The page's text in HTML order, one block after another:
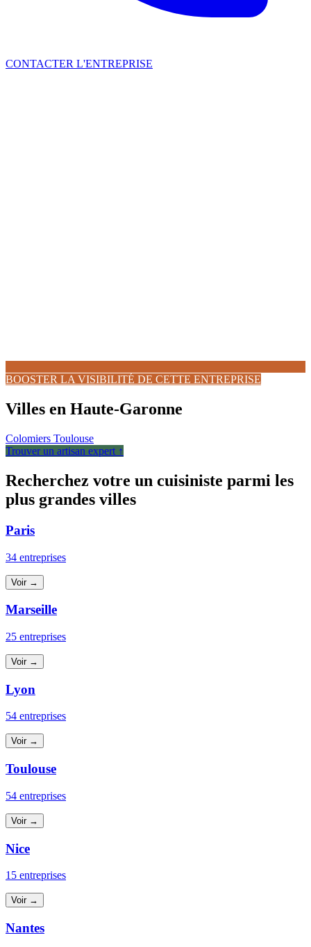
CONTACTER L'ENTREPRISE
BOOSTER LA VISIBILITÉ DE CETTE ENTREPRISE
Villes en Haute-Garonne
Colomiers Toulouse
Trouver un artisan expert ↑
Recherchez votre un cuisiniste parmi les
plus grandes villes
Paris
34 entreprises
Voir →
Marseille
25 entreprises
Voir →
Lyon
54 entreprises
Voir →
Toulouse
54 entreprises
Voir →
Nice
15 entreprises
Voir →
Nantes